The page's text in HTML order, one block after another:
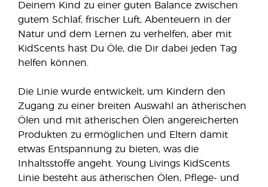
Deinem Kind zu einer guten Balance zwischen
gutem Schlaf, frischer Luft, Abenteuern in der
Natur und dem Lernen zu verhelfen, aber mit
KidScents hast Du Öle, die Dir dabei jeden Tag
helfen können.
Die Linie wurde entwickelt, um Kindern den
Zugang zu einer breiten Auswahl an ätherischen
Ölen und mit ätherischen Ölen angereicherten
Produkten zu ermöglichen und Eltern damit
etwas Entspannung zu bieten, was die
Inhaltsstoffe angeht. Young Livings KidScents
Linie besteht aus ätherischen Ölen, Pflege- und